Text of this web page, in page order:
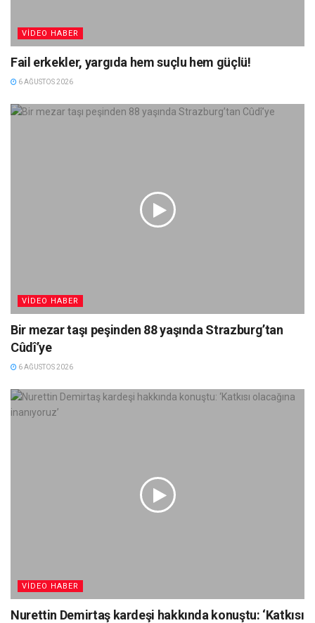
VIDEO HABER
Fail erkekler, yargıda hem suçlu hem güçlü!
6 AĞUSTOS 2026
VIDEO HABER
Bir mezar taşı peşinden 88 yaşında Strazburg’tan
Cûdî’ye
6 AĞUSTOS 2026
VIDEO HABER
Nurettin Demirtaş kardeşi hakkında konuştu: ‘Katkısı